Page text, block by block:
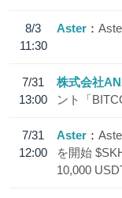
8/3
11:30
Aster
7/31
13:00
株式会社
ント「
7/31
12:00
Aster
を開始
10,000